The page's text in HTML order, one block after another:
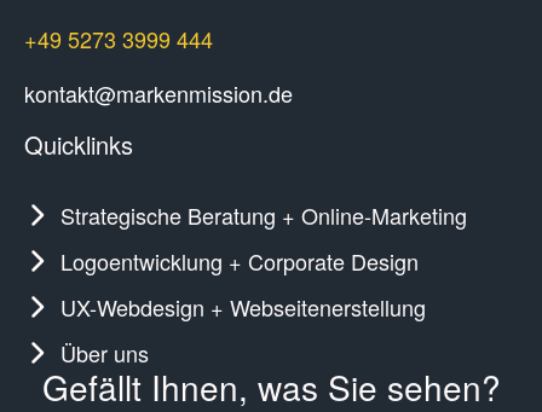
+49 5273 3999 444
kontakt@markenmission.de
Quicklinks
Strategische Beratung + Online-Marketing
Logoentwicklung + Corporate Design
UX-Webdesign + Webseitenerstellung
Über uns
Gefällt Ihnen, was Sie sehen?